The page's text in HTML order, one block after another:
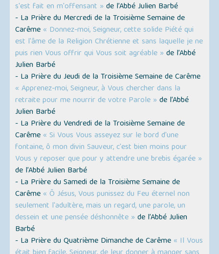
s'est fait en m'offensant » de l’Abbé Julien Barbé
- La Prière du Mercredi de la Troisième Semaine de
Carême « Donnez-moi, Seigneur, cette solide Piété qui
est l'âme de la Religion Chrétienne et sans laquelle je ne
puis rien Vous offrir qui Vous soit agréable » de l’Abbé
Julien Barbé
- La Prière du Jeudi de la Troisième Semaine de Carême
« Apprenez-moi, Seigneur, à Vous chercher dans la
retraite pour me nourrir de votre Parole » de l’Abbé
Julien Barbé
- La Prière du Vendredi de la Troisième Semaine de
Carême « Si Vous Vous asseyez sur le bord d'une
fontaine, ô mon divin Sauveur, c'est bien moins pour
Vous y reposer que pour y attendre une brebis égarée »
de l’Abbé Julien Barbé
- La Prière du Samedi de la Troisième Semaine de
Carême « Ô Jésus, Vous punissez du Feu éternel non
seulement l'adultère, mais un regard, une parole, un
dessein et une pensée déshonnête » de l’Abbé Julien
Barbé
- La Prière du Quatrième Dimanche de Carême « Il Vous